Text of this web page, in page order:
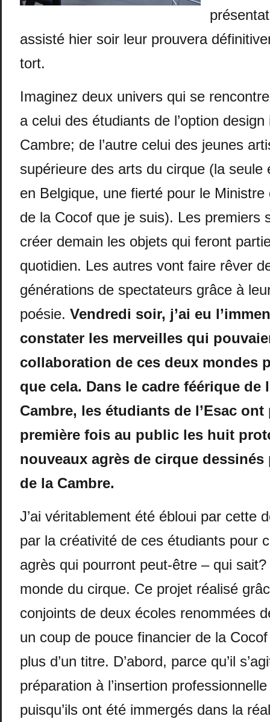
assisté hier soir leur prouvera
tort.
Imaginez deux univers qui se
a celui des étudiants de l’option
Cambre; de l’autre celui des jeunes
supérieure des arts du cirque (la seule
en Belgique, une fierté pour le Ministre
de la Cocof que je suis). Les premiers
créer demain les objets qui feront
quotidien. Les autres vont faire rêver
générations de spectateurs grâce à
poésie. Vendredi soir, j’ai eu
constater les merveilles qui
collaboration de ces deux mondes
que cela. Dans le cadre féérique de
Cambre, les étudiants de l’Esac
première fois au public les huit
nouveaux agrès de cirque dessinés
de la Cambre.
J’ai véritablement été ébloui par cette
par la créativité de ces étudiants pour
agrès qui pourront peut-être – qui
monde du cirque. Ce projet réalisé
conjoints de deux écoles renommées
un coup de pouce financier de la
plus d’un titre. D’abord, parce qu’il
préparation à l’insertion
puisqu’ils ont été immergés dans la